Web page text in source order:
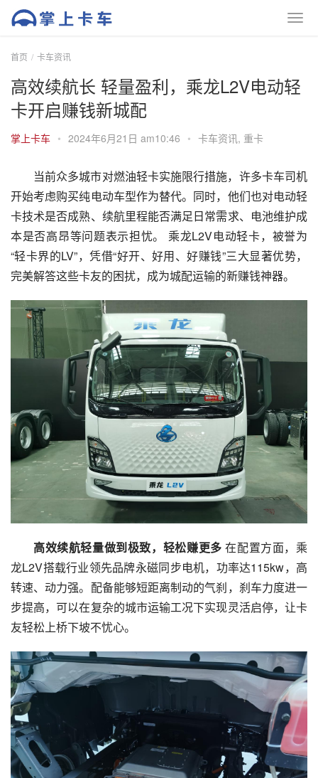
首页 卡车资讯
高效续航长 轻量盈利，乘龙L2V电动轻
卡开启赚钱新城配
掌上卡车 • 2024年6月21日 am10:46 • 卡车资讯, 重卡
当前众多城市对燃油轻卡实施限行措施，许多卡车司机
开始考虑购买纯电动车型作为替代。同时，他们也对电动轻
卡技术是否成熟、续航里程能否满足日常需求、电池维护成
本是否高昂等问题表示担忧。 乘龙L2V电动轻卡，被誉为
“轻卡界的LV”，凭借“好开、好用、好赚钱”三大显著优势，
完美解答这些卡友的困扰，成为城配运输的新赚钱神器。
高效续航轻量做到极致，轻松赚更多 在配置方面，乘
龙L2V搭载行业领先品牌永磁同步电机，功率达115kw，高
转速、动力强。配备能够短距离制动的气刹，刹车力度进一
步提高，可以在复杂的城市运输工况下实现灵活启停，让卡
友轻松上桥下坡不忧心。